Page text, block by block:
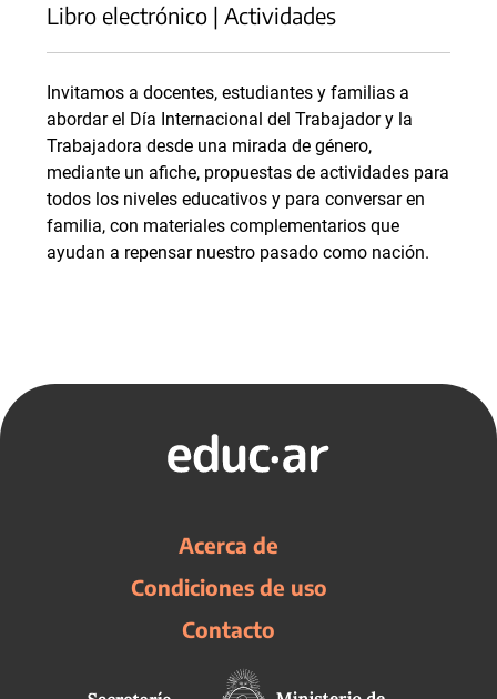
Libro electrónico | Actividades
Invitamos a docentes, estudiantes y familias a
abordar el Día Internacional del Trabajador y la
Trabajadora desde una mirada de género,
mediante un afiche, propuestas de actividades para
todos los niveles educativos y para conversar en
familia, con materiales complementarios que
ayudan a repensar nuestro pasado como nación.
Acerca de
Condiciones de uso
Contacto